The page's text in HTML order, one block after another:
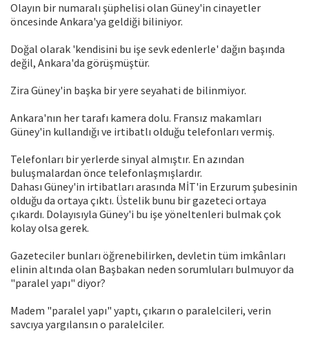
Olayın bir numaralı şüphelisi olan Güney'in cinayetler
öncesinde Ankara'ya geldiği biliniyor.
Doğal olarak 'kendisini bu işe sevk edenlerle' dağın başında
değil, Ankara'da görüşmüştür.
Zira Güney'in başka bir yere seyahati de bilinmiyor.
Ankara'nın her tarafı kamera dolu. Fransız makamları
Güney'in kullandığı ve irtibatlı olduğu telefonları vermiş.
Telefonları bir yerlerde sinyal almıştır. En azından
buluşmalardan önce telefonlaşmışlardır.
Dahası Güney'in irtibatları arasında MİT'in Erzurum şubesinin
olduğu da ortaya çıktı. Üstelik bunu bir gazeteci ortaya
çıkardı. Dolayısıyla Güney'i bu işe yöneltenleri bulmak çok
kolay olsa gerek.
Gazeteciler bunları öğrenebilirken, devletin tüm imkânları
elinin altında olan Başbakan neden sorumluları bulmuyor da
"paralel yapı" diyor?
Madem "paralel yapı" yaptı, çıkarın o paralelcileri, verin
savcıya yargılansın o paralelciler.